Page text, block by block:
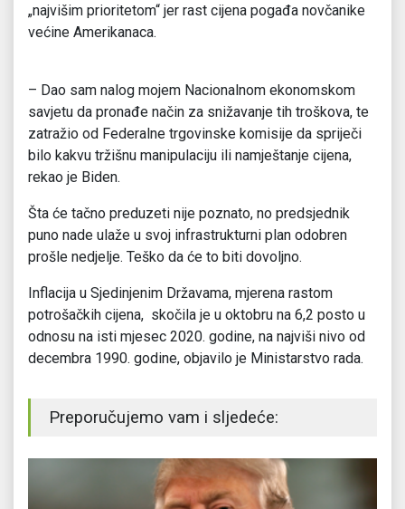
„najvišim prioritetom“ jer rast cijena pogađa novčanike
većine Amerikanaca.
– Dao sam nalog mojem Nacionalnom ekonomskom
savjetu da pronađe način za snižavanje tih troškova, te
zatražio od Federalne trgovinske komisije da spriječi
bilo kakvu tržišnu manipulaciju ili namještanje cijena,
rekao je Biden.
Šta će tačno preduzeti nije poznato, no predsjednik
puno nade ulaže u svoj infrastrukturni plan odobren
prošle nedjelje. Teško da će to biti dovoljno.
Inflacija u Sjedinjenim Državama, mjerena rastom
potrošačkih cijena, skočila je u oktobru na 6,2 posto u
odnosu na isti mjesec 2020. godine, na najviši nivo od
decembra 1990. godine, objavilo je Ministarstvo rada.
Preporučujemo vam i sljedeće: